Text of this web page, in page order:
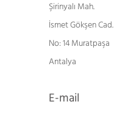
Şirinyalı Mah.
İsmet Gökşen Cad.
No: 14 Muratpaşa
Antalya
E-mail